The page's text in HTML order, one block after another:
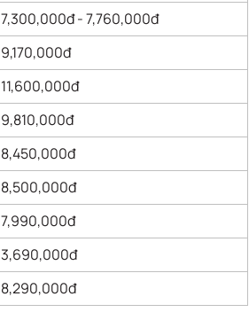
7,300,000đ - 7,760,000đ
9,170,000đ
11,600,000đ
9,810,000đ
8,450,000đ
8,500,000đ
7,990,000đ
3,690,000đ
8,290,000đ